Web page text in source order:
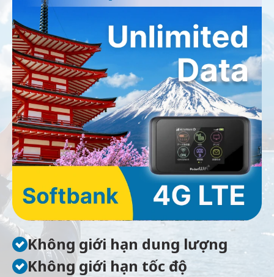
Không giới hạn dung lượng
Không giới hạn tốc độ